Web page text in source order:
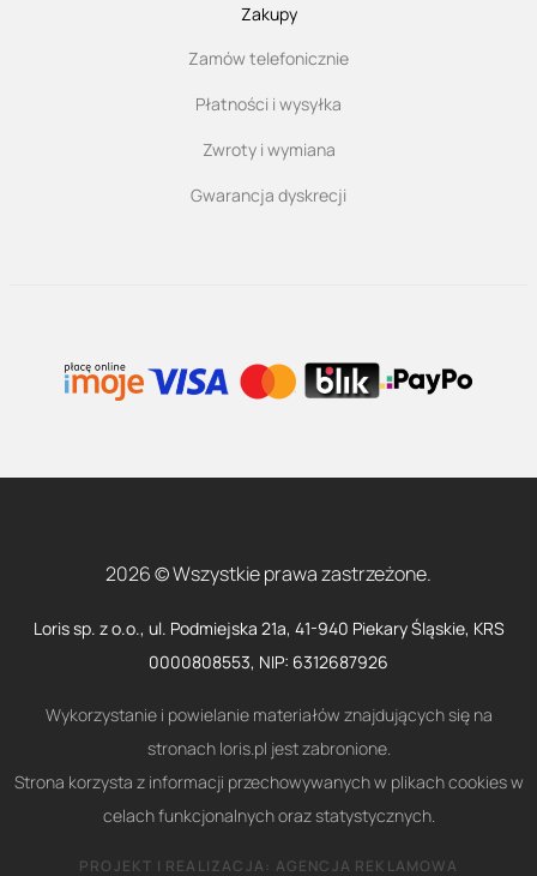
Zakupy
Zamów telefonicznie
Płatności i wysyłka
Zwroty i wymiana
Gwarancja dyskrecji
2026 © Wszystkie prawa zastrzeżone.
Loris sp. z o.o., ul. Podmiejska 21a, 41-940 Piekary Śląskie, KRS
0000808553, NIP: 6312687926
Wykorzystanie i powielanie materiałów znajdujących się na
stronach loris.pl jest zabronione.
Strona korzysta z informacji przechowywanych w plikach cookies w
celach funkcjonalnych oraz statystycznych.
PROJEKT I REALIZACJA: AGENCJA REKLAMOWA